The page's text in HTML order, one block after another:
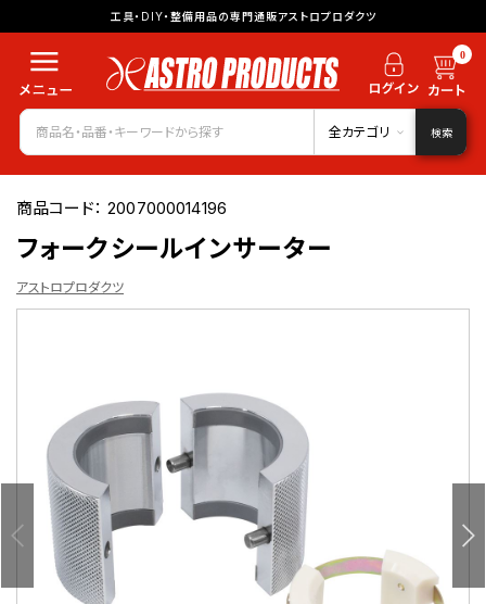
工具・DIY・整備用品の専門通販アストロプロダクツ
0
全カテゴリ 検索
商品コード：2007000014196
フォークシールインサーター
アストロプロダクツ